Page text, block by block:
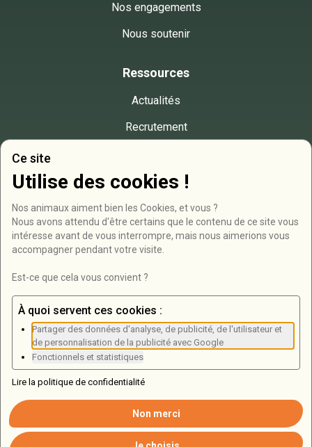
Nos engagements
Nous soutenir
Ressources
Actualités
Recrutement
Contact
RD946, Bois de Roucy
08250 Olizy-Primat
03 24 71 07 38
Formulaire de contact
Newsletter
Copyright ©
Mentions légales
Ce site
Utilise des cookies !
Nos animaux aiment bien les Cookies, et vous ?
Nous avons attendu d'être certains que le contenu de ce site vous
intéresse avant de vous interrompre, mais nous aimerions vous
accompagner pendant votre visite.
Est-ce que cela vous convient ?
À quoi servent ces cookies :
Partager des données d'analyse, de publicité, de l'utilisateur et
de personnalisation de la publicité avec Google
Fonctionnels et statistiques
Lire la politique de confidentialité
Non merci